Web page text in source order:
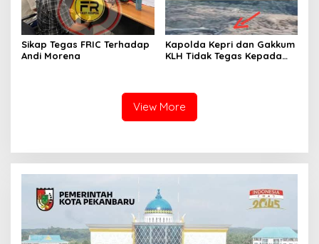
Sikap Tegas FRIC Terhadap
Andi Morena
Kapolda Kepri dan Gakkum
KLH Tidak Tegas Kepada
View More